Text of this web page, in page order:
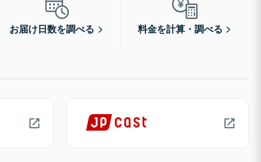
お届け日数を調べる 料金を計算・調べる